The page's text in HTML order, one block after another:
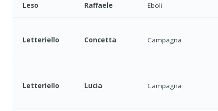
Leso Raffaele Eboli
Letteriello Concetta Campagna
Letteriello Lucia Campagna